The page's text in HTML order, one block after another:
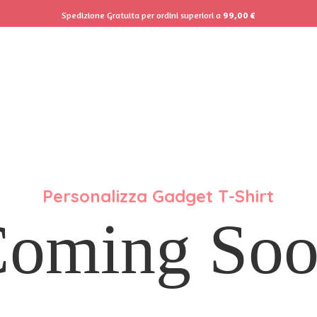
Personalizza Gadget T-Shirt
Spedizione Gratuita per ordini superiori a 99,00 €